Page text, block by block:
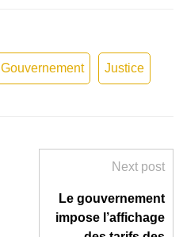
Gouvernement Justice
Next post
Le gouvernement
impose l’affichage